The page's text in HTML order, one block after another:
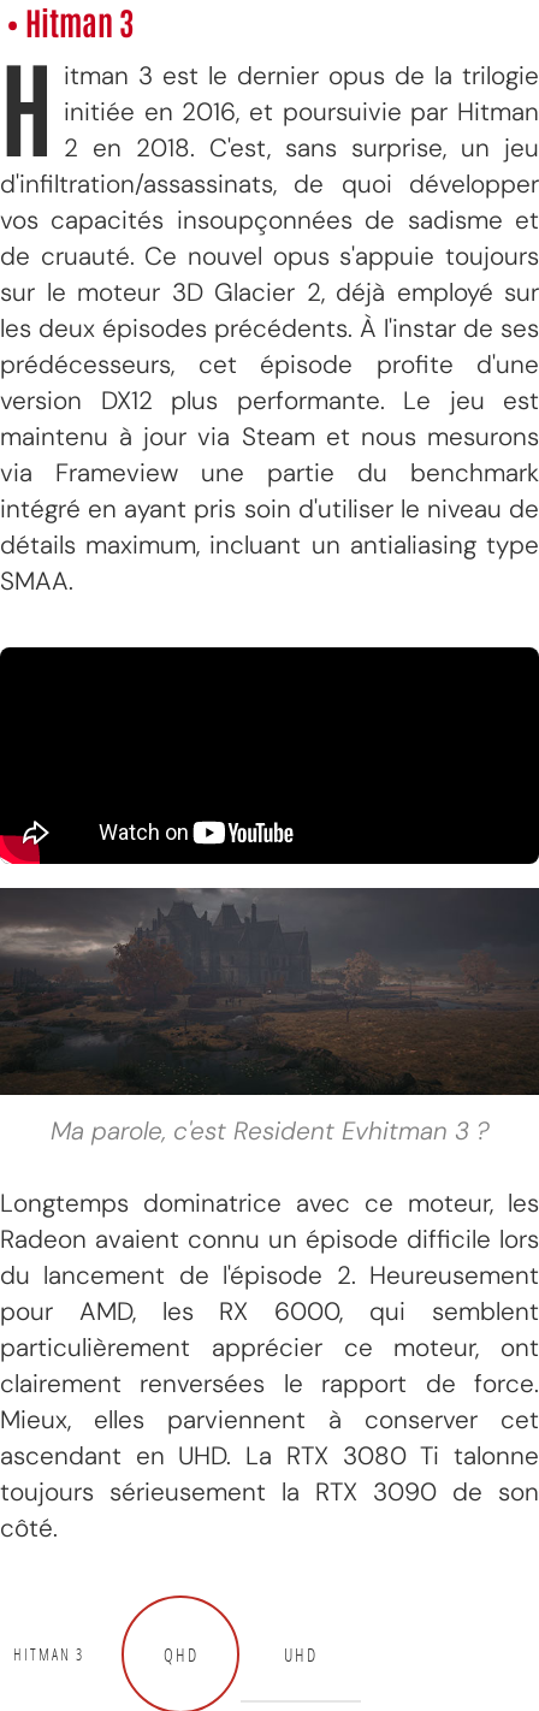
• Hitman 3
H itman 3 est le dernier opus de la trilogie
initiée en 2016, et poursuivie par Hitman
2 en 2018. C'est, sans surprise, un jeu
d'infiltration/assassinats, de quoi développer
vos capacités insoupçonnées de sadisme et
de cruauté. Ce nouvel opus s'appuie toujours
sur le moteur 3D Glacier 2, déjà employé sur
les deux épisodes précédents. À l'instar de ses
prédécesseurs, cet épisode profite d'une
version DX12 plus performante. Le jeu est
maintenu à jour via Steam et nous mesurons
via Frameview une partie du benchmark
intégré en ayant pris soin d'utiliser le niveau de
détails maximum, incluant un antialiasing type
SMAA.
Ma parole, c'est Resident Evhitman 3 ?
Longtemps dominatrice avec ce moteur, les
Radeon avaient connu un épisode difficile lors
du lancement de l'épisode 2. Heureusement
pour AMD, les RX 6000, qui semblent
particulièrement apprécier ce moteur, ont
clairement renversées le rapport de force.
Mieux, elles parviennent à conserver cet
ascendant en UHD. La RTX 3080 Ti talonne
toujours sérieusement la RTX 3090 de son
côté.